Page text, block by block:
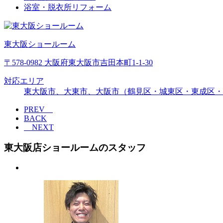
浴室・脱衣所リフォーム
東大阪ショールーム
〒578-0982 大阪府東大阪市吉田本町1-1-30
対応エリア
東大阪市、大東市、大阪市（鶴見区・城東区・東成区
PREV
BACK
NEXT
東大阪店ショールームのスタッフ